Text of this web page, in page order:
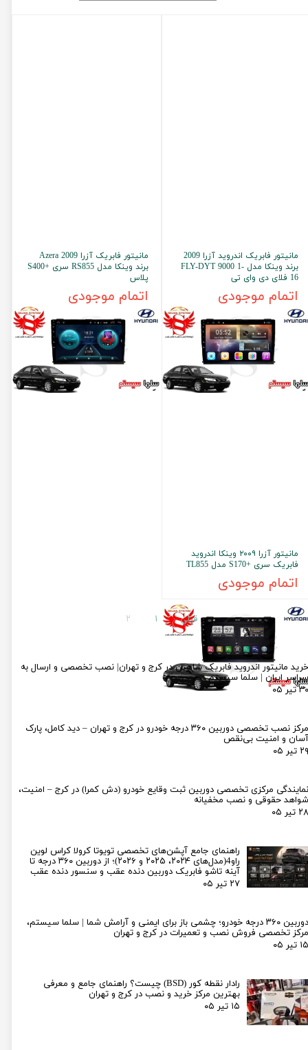
مانیتور فابریک اندروید آزرا 2009
برند وینکا مدل FLY-DYT 9000 1-
16 فلای دی وای تی
اتمام موجودی
مانیتور فابریک آزرا 2009 Azera
برند وینکا مدل RS855 سری +S400
پلاس
اتمام موجودی
مانیتور آزرا ۲۰۰۹ وینکا اندروید
فابریک سری +S170 مدل TL855
اتمام موجودی
قبلی ۱ ۲
خرید مانیتور اندروید فابریک شاهین در کرج و تهران| نصب تخصصی و ارسال به
سراسر ایران | سلما سیستم
۳۰ تیر ۰۵
مرکز نصب تخصصی دوربین ۳۶۰ درجه خودرو در کرج و تهران – دید کامل، پارک
آسان و امنیت بی‌نقص
۲۹ تیر ۰۵
نمایندگی مرکزی تخصصی دوربین ثبت وقایع خودرو (دش کمرا) در کرج – امنیت،
شواهد حقوقی و نصب مخفیانه
۲۸ تیر ۰۵
راهنمای جامع آپشن‌های تخصصی تویوتا کرولا کراس لوین
راو4(مدل‌های ۲۰۲۴، ۲۰۲۵ و ۲۰۲۶)؛ از دوربین ۳۶۰ درجه تا
آینه تاشو فابریک دوربین دنده عقب و سنسور دنده عقب
۲۷ تیر ۰۵
دوربین ۳۶۰ درجه خودرو؛ چشمی باز برای ایمنی و آرامش شما | سلما سیستم،
مرکز تخصصی فروش نصب و تعمیرات در کرج و تهران
۱۵ تیر ۰۵
رادار نقطه کور (BSD) چیست؟ راهنمای جامع و معرفی
بهترین مرکز خرید و نصب در کرج و تهران
۱۵ تیر ۰۵